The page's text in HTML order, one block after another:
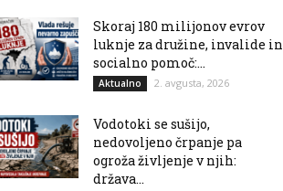
Skoraj 180 milijonov evrov
luknje za družine, invalide in
socialno pomoč:...
Aktualno 2. avgusta, 2026
Vodotoki se sušijo,
nedovoljeno črpanje pa
ogroža življenje v njih:
država...